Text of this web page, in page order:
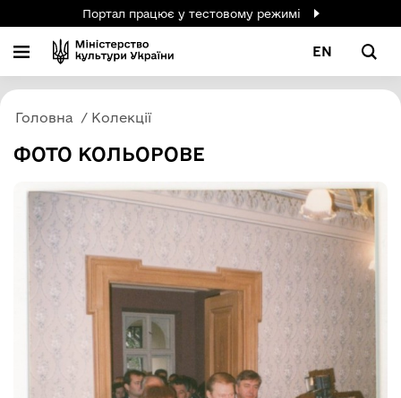
Портал працює у тестовому режимі
EN
Головна Колекції
ФОТО КОЛЬОРОВЕ